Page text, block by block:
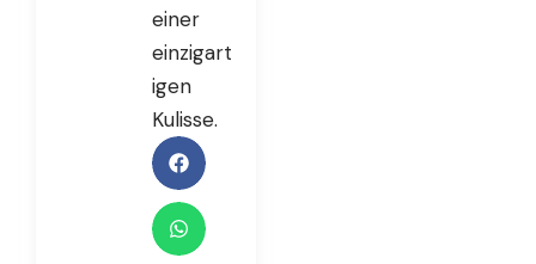
einer
einzigart
igen
Kulisse.